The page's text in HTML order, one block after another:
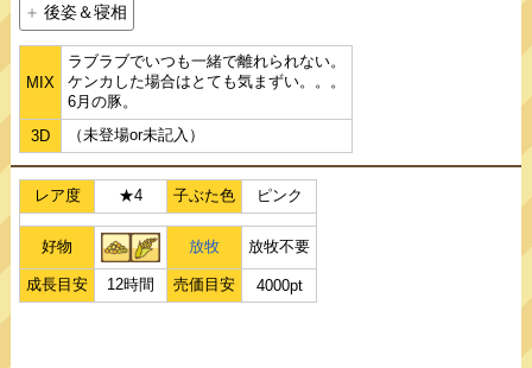
後姿＆寝相
MIX
ラブラブでいつも一緒で離れられない。
ケンカした場合はとても気まずい。。。
6月の豚。
3D
（未登場or未記入）
レア度 ★4 子ぶた色 ピンク
好物 放牧 放牧不要
成長目安 12時間 売価目安 4000pt